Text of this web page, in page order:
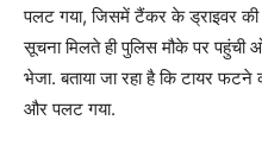
पलट गया, जिसमें टैंकर के ड्राइवर की
सूचना मिलते ही पुलिस मौके पर
भेजा. बताया जा रहा है कि टायर
और पलट गया.